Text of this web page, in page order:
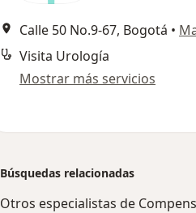
Calle 50 No.9-67, Bogotá •
Visita Urología
Mostrar más servicios
Búsquedas relacionadas
Otros especialistas de